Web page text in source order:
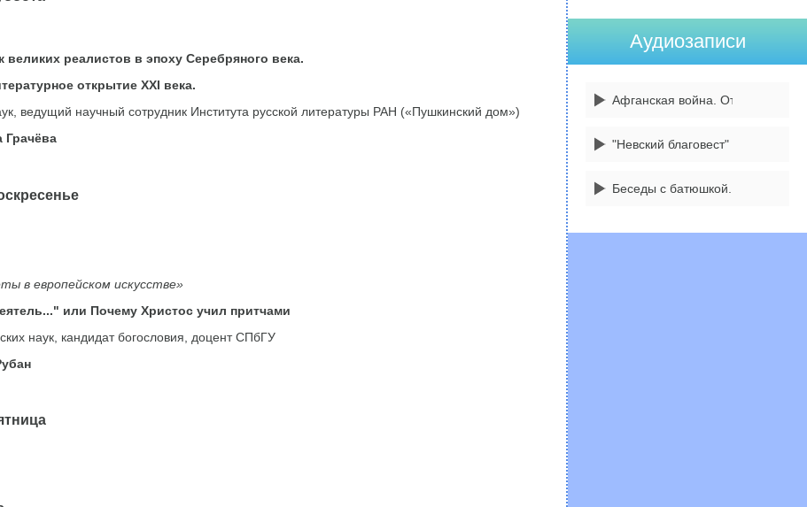
великих реалистов в эпоху Серебряного века.
открытие ХХI века.
ведущий научный сотрудник Института русской литературы РАН («Пушкинский дом»)
в европейском искусстве»
или Почему Христос учил притчами
наук, кандидат богословия, доцент СПбГУ
Аудиозаписи
Афганская война. От 14
"Невский благовест" 3
Беседы с батюшкой. 1 сентября